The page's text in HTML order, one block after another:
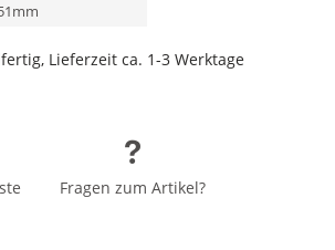
Lieferzeit ca. 1-3 Werktage
Fragen zum Artikel?